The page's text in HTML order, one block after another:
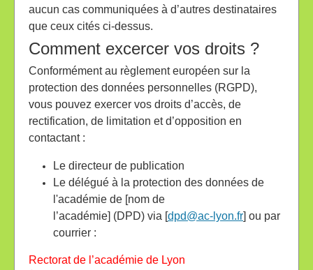
aucun cas communiquées à d’autres destinataires
que ceux cités ci-dessus.
Comment excercer vos droits ?
Conformément au règlement européen sur la
protection des données personnelles (RGPD),
vous pouvez exercer vos droits d’accès, de
rectification, de limitation et d’opposition en
contactant :
Le directeur de publication
Le délégué à la protection des données de
l'académie de [nom de
l’académie] (DPD) via [dpd@ac-lyon.fr] ou par
courrier :
Rectorat de l’académie de Lyon